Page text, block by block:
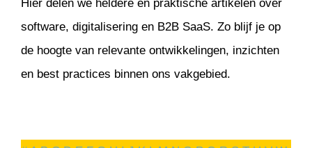
Hier delen we heldere en praktische artikelen over
software, digitalisering en B2B SaaS. Zo blijf je op
de hoogte van relevante ontwikkelingen, inzichten
en best practices binnen ons vakgebied.